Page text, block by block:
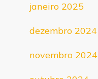
janeiro 2025
dezembro 2024
novembro 2024